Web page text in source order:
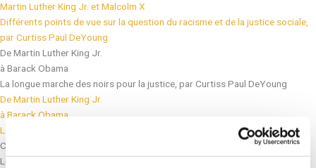
Martin Luther King Jr. et Malcolm X
Différents points de vue sur la question du racisme et de la justice sociale,
par Curtiss Paul DeYoung
De Martin Luther King Jr.
à Barack Obama
La longue marche des noirs pour la justice, par Curtiss Paul DeYoung
De Martin Luther King Jr.
à Barack Obama
La longue marche des noirs pour la justice, par Curtiss Paul DeYoung
Comment la religion inspire la justice sociale
Leçons tirées de l'héritage de Martin Luther King Jr, par Curtiss Paul